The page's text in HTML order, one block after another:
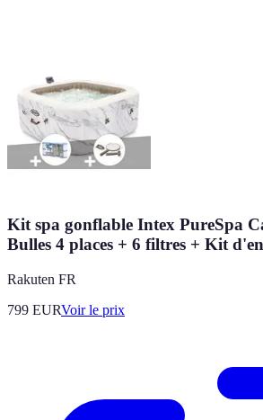
Kit spa gonflable Intex PureSpa
Bulles 4 places + 6 filtres + Kit
Rakuten FR
799 EURVoir le prix